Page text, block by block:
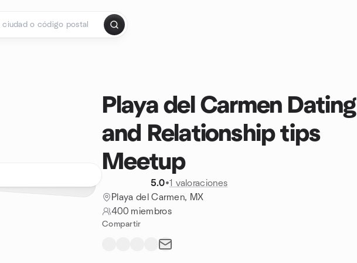
Playa del Carmen Dating
and Relationship tips
Meetup
5.0•1 valoraciones
Playa del Carmen, MX
400 miembros
Compartir